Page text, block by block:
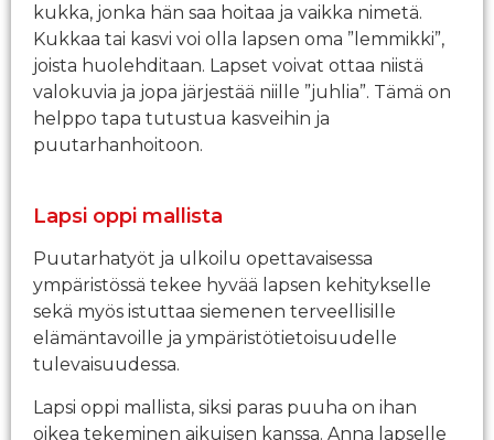
kukka, jonka hän saa hoitaa ja vaikka nimetä.
Kukkaa tai kasvi voi olla lapsen oma ”lemmikki”,
joista huolehditaan. Lapset voivat ottaa niistä
valokuvia ja jopa järjestää niille ”juhlia”. Tämä on
helppo tapa tutustua kasveihin ja
puutarhanhoitoon.
Lapsi oppi mallista
Puutarhatyöt ja ulkoilu opettavaisessa
ympäristössä tekee hyvää lapsen kehitykselle
sekä myös istuttaa siemenen terveellisille
elämäntavoille ja ympäristötietoisuudelle
tulevaisuudessa.
Lapsi oppi mallista, siksi paras puuha on ihan
oikea tekeminen aikuisen kanssa. Anna lapselle